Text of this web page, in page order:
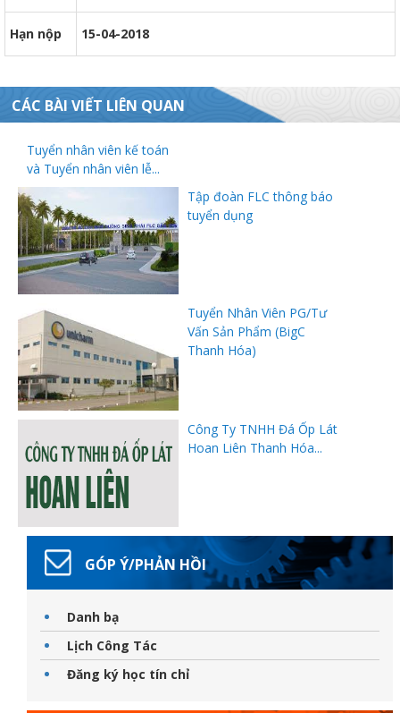
Hạn nộp 15-04-2018
CÁC BÀI VIẾT LIÊN QUAN
Tuyển nhân viên kế toán
và Tuyển nhân viên lễ...
Tập đoàn FLC thông báo
tuyển dụng
Tuyển Nhân Viên PG/Tư
Vấn Sản Phẩm (BigC
Thanh Hóa)
Công Ty TNHH Đá Ốp Lát
Hoan Liên Thanh Hóa...
GÓP Ý/PHẢN HỒI
Danh bạ
Lịch Công Tác
Đăng ký học tín chỉ